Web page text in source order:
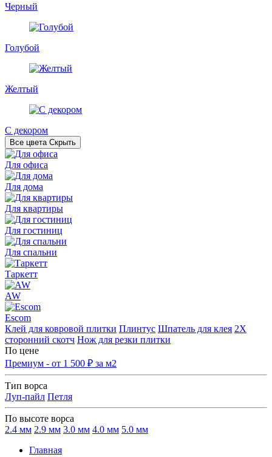
Черный
Голубой
Желтый
С декором
Все цвета Скрыть
Для офиса
Для дома
Для квартиры
Для гостиниц
Для спальни
Таркетт
AW
Escom
Клей для ковровой плитки Плинтус Шпатель для клея 2Х
сторонний скотч Нож для резки плитки
По цене
Премиум - от 1 500 ₽ за м2
Тип ворса
Луп-пайл Петля
По высоте ворса
2.4 мм 2.9 мм 3.0 мм 4.0 мм 5.0 мм
Главная